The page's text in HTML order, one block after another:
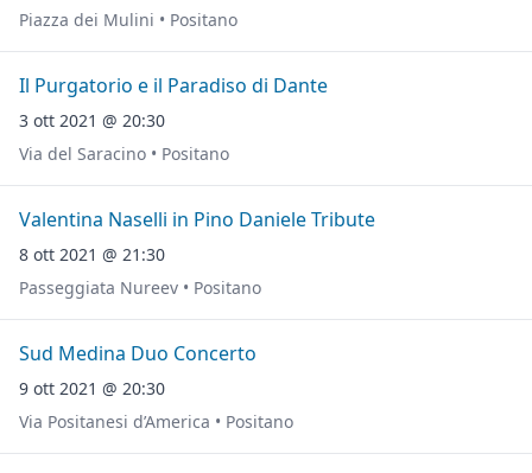
Piazza dei Mulini • Positano
Il Purgatorio e il Paradiso di Dante
3 ott 2021 @ 20:30
Via del Saracino • Positano
Valentina Naselli in Pino Daniele Tribute
8 ott 2021 @ 21:30
Passeggiata Nureev • Positano
Sud Medina Duo Concerto
9 ott 2021 @ 20:30
Via Positanesi d’America • Positano